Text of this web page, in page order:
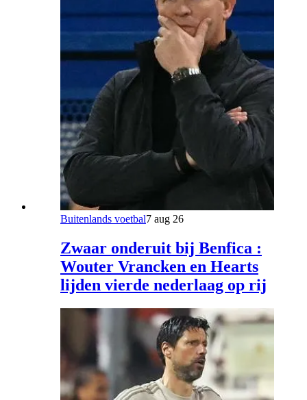
Buitenlands voetbal7 aug 26
Zwaar onderuit bij Benfica :
Wouter Vrancken en Hearts
lijden vierde nederlaag op rij